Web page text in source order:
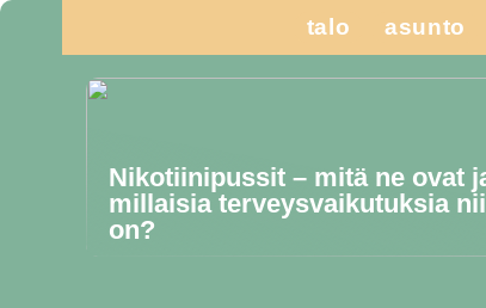
talo asunto
Nikotiinipussit – mitä ne ovat
millaisia terveysvaikutuksia
on?